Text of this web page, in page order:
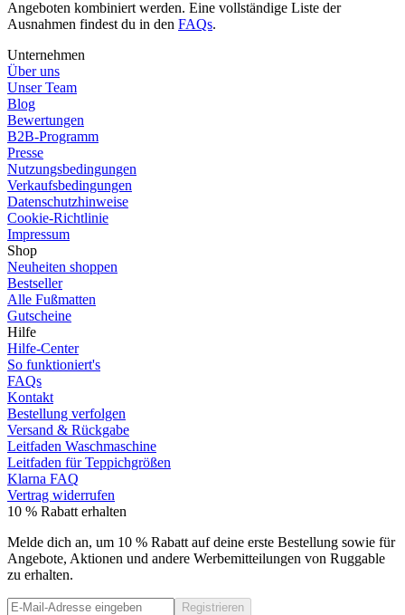
Angeboten kombiniert werden. Eine vollständige Liste der
Ausnahmen findest du in den FAQs.
Unternehmen
Über uns
Unser Team
Blog
Bewertungen
B2B-Programm
Presse
Nutzungsbedingungen
Verkaufsbedingungen
Datenschutzhinweise
Cookie-Richtlinie
Impressum
Shop
Neuheiten shoppen
Bestseller
Alle Fußmatten
Gutscheine
Hilfe
Hilfe-Center
So funktioniert's
FAQs
Kontakt
Bestellung verfolgen
Versand & Rückgabe
Leitfaden Waschmaschine
Leitfaden für Teppichgrößen
Klarna FAQ
Vertrag widerrufen
10 % Rabatt erhalten
Melde dich an, um 10 % Rabatt auf deine erste Bestellung sowie für
Angebote, Aktionen und andere Werbemitteilungen von Ruggable
zu erhalten.
Registrieren